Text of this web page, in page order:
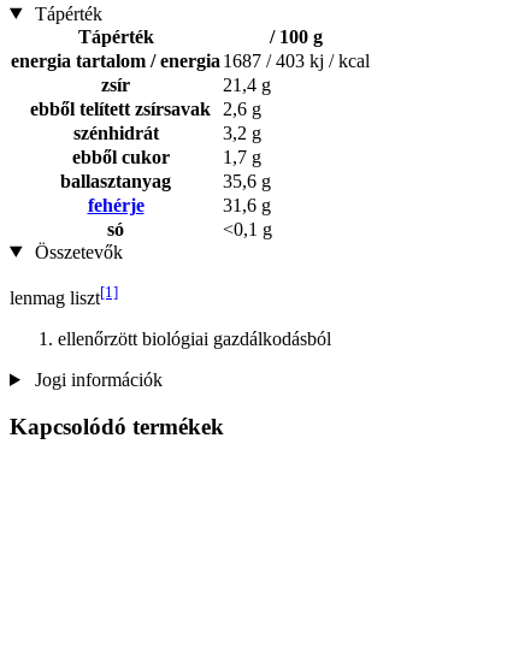
Tápérték
Tápérték
/ 100 g
energia tartalom / energia 1687 / 403 kj / kcal
zsír
21,4 g
ebből telített zsírsavak
2,6 g
szénhidrát
3,2 g
ebből cukor
1,7 g
ballasztanyag
35,6 g
fehérje
31,6 g
só
<0,1 g
Összetevők
lenmag liszt[1]
ellenőrzött biológiai gazdálkodásból
Jogi információk
Kapcsolódó termékek